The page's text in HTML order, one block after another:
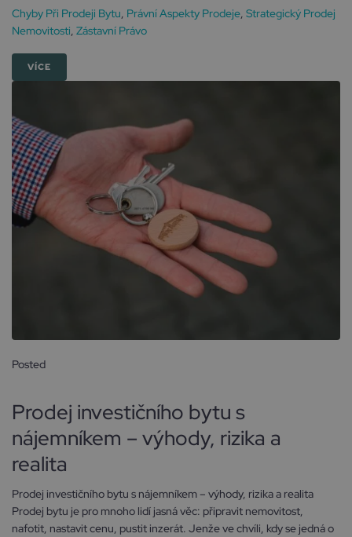
Chyby Při Prodeji Bytu, Právní Aspekty Prodeje, Strategický Prodej
Nemovitosti, Zástavní Právo
VÍCE
Posted
Prodej investičního bytu s
nájemníkem – výhody, rizika a
realita
Prodej investičního bytu s nájemníkem – výhody, rizika a realita
Prodej bytu je pro mnoho lidí jasná věc: připravit nemovitost,
nafotit, nastavit cenu, pustit inzerát. Jenže ve chvíli, kdy se jedná o